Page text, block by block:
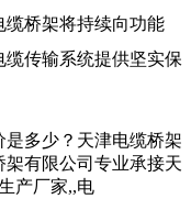
缆桥架将持续向功能
传输系统提供坚实保
多少？天津电缆桥架
有限公司专业承接天
产厂家,,电